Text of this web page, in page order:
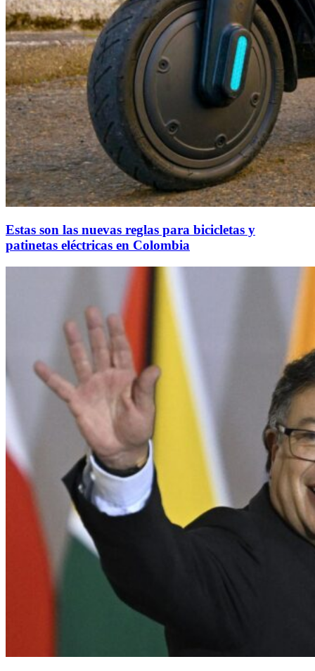
Estas son las nuevas reglas para bicicletas y
patinetas eléctricas en Colombia